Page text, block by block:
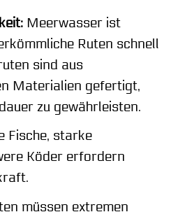
Meerwasser ist
Ruten schnell
sind aus
Materialien gefertigt,
zu gewährleisten.
Fische, starke
Köder erfordern
müssen extremen